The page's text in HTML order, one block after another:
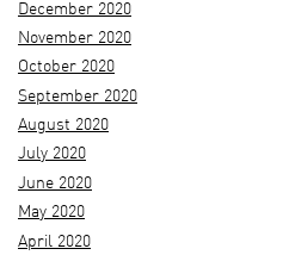
December 2020
November 2020
October 2020
September 2020
August 2020
July 2020
June 2020
May 2020
April 2020